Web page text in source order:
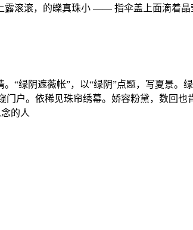
滚滚，的皪真珠小 —— 指伞盖上面滴着
。“绿阴遮薇帐”，以“绿阴”点题，写夏景
户。依稀见珠帘绣幕。娇容粉黛，数回
的人